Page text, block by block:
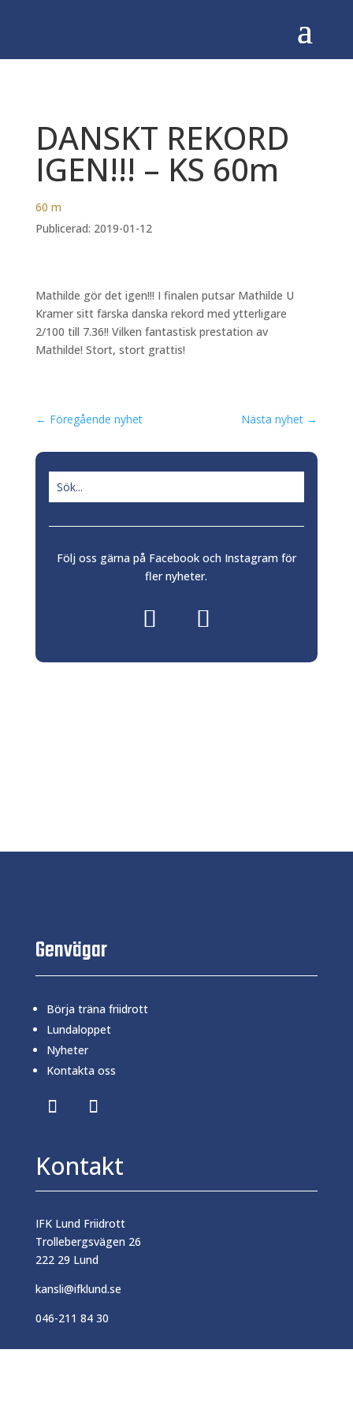
DANSKT REKORD
IGEN!!! – KS 60m
60 m
Publicerad: 2019-01-12
Mathilde gör det igen!!! I finalen putsar Mathilde U
Kramer sitt färska danska rekord med ytterligare
2/100 till 7.36!! Vilken fantastisk prestation av
Mathilde! Stort, stort grattis!
← Föregående nyhet Nästa nyhet →
Följ oss gärna på Facebook och Instagram för
fler nyheter.
Genvägar
Börja träna friidrott
Lundaloppet
Nyheter
Kontakta oss
Kontakt
IFK Lund Friidrott
Trollebergsvägen 26
222 29 Lund
kansli@ifklund.se
046-211 84 30